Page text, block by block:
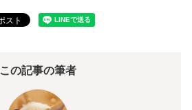
この記事の筆者